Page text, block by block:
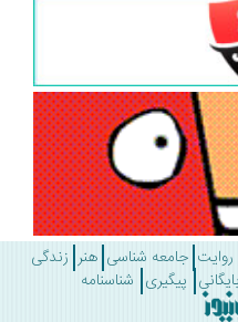
جامعه شناسی هنر زندگی
پیگیری شناسنامه